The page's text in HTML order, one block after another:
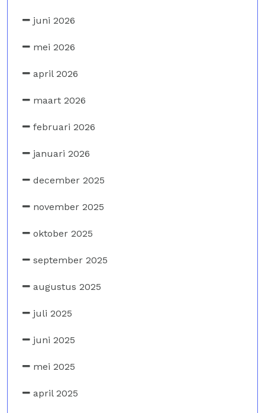
juni 2026
mei 2026
april 2026
maart 2026
februari 2026
januari 2026
december 2025
november 2025
oktober 2025
september 2025
augustus 2025
juli 2025
juni 2025
mei 2025
april 2025